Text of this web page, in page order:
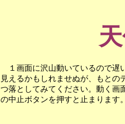
１画面に沢山動いているので遅
見えるかもしれませぬが、もとの
つ落としてみてください。動く画
の中止ボタンを押すと止まります。